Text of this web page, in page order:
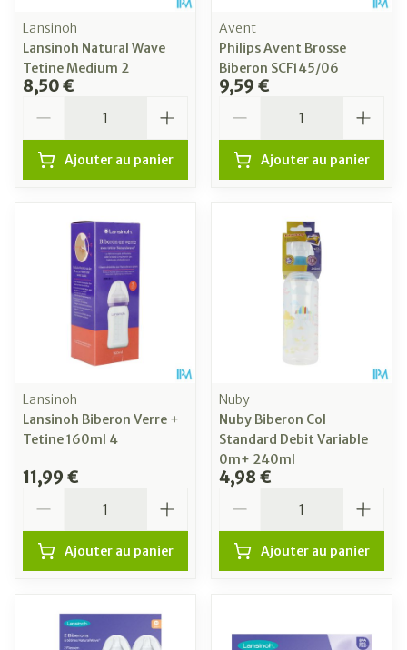
Lansinoh
Lansinoh Natural Wave
Tetine Medium 2
8,50 €
Ajouter au panier
Avent
Philips Avent Brosse
Biberon SCF145/06
9,59 €
Ajouter au panier
Lansinoh
Lansinoh Biberon Verre +
Tetine 160ml 4
11,99 €
Ajouter au panier
Nuby
Nuby Biberon Col
Standard Debit Variable
0m+ 240ml
4,98 €
Ajouter au panier